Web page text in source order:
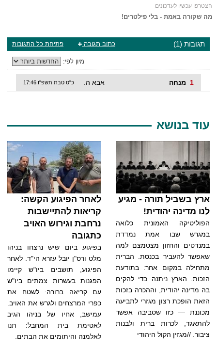
הצטרפו עכשיו לעדכונים
מה שקורה באמת - בלי פילטרים!
תגובות (1) פתיחת כל התגובות כתוב תגובה
מיון לפי:
מנחה 1 כ"ט טבת תשפ"ו 17:46 אבא ה.
עוד בנושא
ארץ בשביל תורה - מגיע
לנו מדינה יהודית!
הפוליטיקה האמונית כלואה
במגרש שבו אמת נמדדת
במנדטים והחזון מצטמצם למה
שאפשר להעביר בכנסת. הברית
מתחילה במקום אחר: בתודעת
הזכות. הארץ ניתנה כדי להקים
בה מדינה יהודית, וההכרה בזכות
הזאת הופכת רצון מגזרי לתביעה
מכוננת — כזו שסביבה אפשר
להתאגד, לכרות ברית ולבנות
ציבור. //מגזין הקול היהודי
לאחר הפיגוע הקשה:
קריאות להתיישבות
נרחבת וגירוש האויב
כתגובה
בפיגוע ביום שיש נרצחו בניהו
מלט ורס"ן יובל עזרא הי"ד. לאחר
הפיגוע, תושבים ביו"ש קיימו
הפגנות בעשרות צמתים ביו"ש
עם קריאה ברורה: לשטח את
כפרי המרצחים ולגרש את האויב.
עמישב, אחיו של בניהו הגיב
לאטימת בית המחבל: תנו
לאלמנה והיתומים את הבתים.